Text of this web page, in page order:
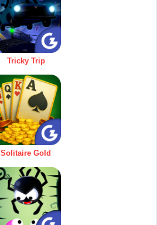
Tricky Trip
Solitaire Gold